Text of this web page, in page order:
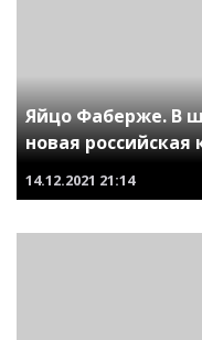
Яйцо Фаберже. В
новая
14.12.2021 21:14